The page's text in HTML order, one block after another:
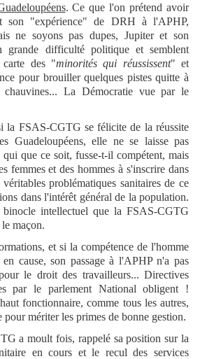
. Ce que l'on prétend avoir
son "expérience" de DRH à l'APHP,
ne soyons pas dupes, Jupiter et son
grande difficulté politique et semblent
carte des "minorités qui réussissent" et
pour brouiller quelques pistes quitte à
chauvines... La Démocratie vue par le
CGTG se félicite de la réussite
Guadeloupéens, elle ne se laisse pas
que ce soit, fusse-t-il compétent, mais
femmes et des hommes à s'inscrire dans
problématiques sanitaires de ce
dans l'intérêt général de la population.
intellectuel que la FSAS-CGTG
le maçon.
et si la compétence de l'homme
cause, son passage à l'APHP n'a pas
le droit des travailleurs... Directives
par le parlement National obligent !
fonctionnaire, comme tous les autres,
mériter les primes de bonne gestion.
fois, rappelé sa position sur la
en cours et le recul des services